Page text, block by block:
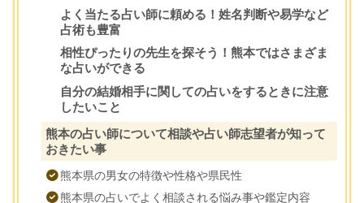
よく当たる占い師に頼める！姓名判断や易学など
占術も豊富
相性ぴったりの先生を探そう！熊本ではさまざま
な占いができる
自分の結婚相手に関しての占いをするときに注意
したいこと
熊本の占い師について相談や占い師志望者が知って
おきたい事
熊本県の男女の特徴や性格や県民性
熊本県の占いでよく相談される悩み事や鑑定内容